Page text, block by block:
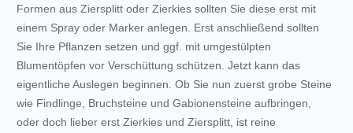
Formen aus Ziersplitt oder Zierkies sollten Sie diese erst mit
einem Spray oder Marker anlegen. Erst anschließend sollten
Sie Ihre Pflanzen setzen und ggf. mit umgestülpten
Blumentöpfen vor Verschüttung schützen. Jetzt kann das
eigentliche Auslegen beginnen. Ob Sie nun zuerst grobe Steine
wie Findlinge, Bruchsteine und Gabionensteine aufbringen,
oder doch lieber erst Zierkies und Ziersplitt, ist reine